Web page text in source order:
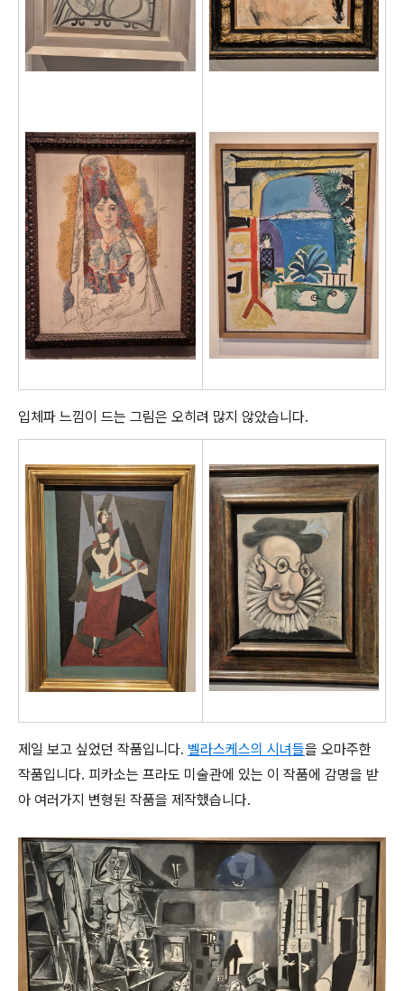
입체파 느낌이 드는 그림은 오히려 많지 않았습니다.
제일 보고 싶었던 작품입니다. 벨라스케스의 시녀들을 오마주한
작품입니다. 피카소는 프라도 미술관에 있는 이 작품에 감명을 받
아 여러가지 변형된 작품을 제작했습니다.